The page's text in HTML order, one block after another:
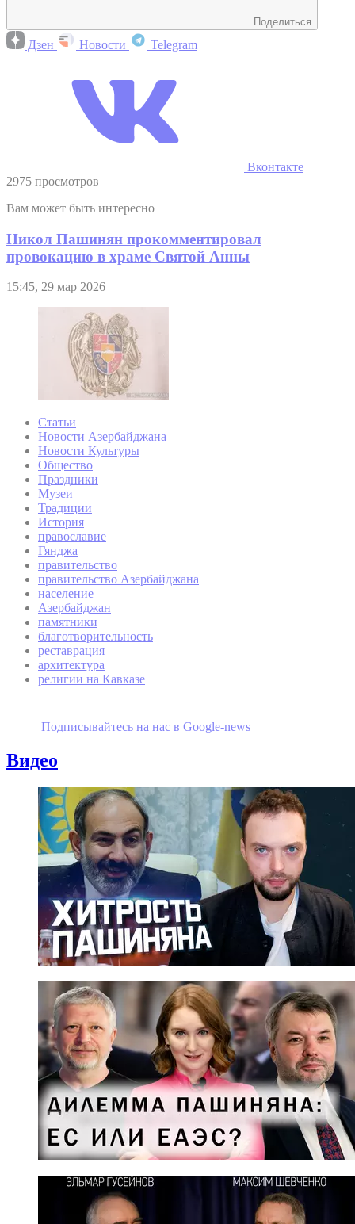
Поделиться
Дзен Новости Telegram
Вконтакте
2975 просмотров
Вам может быть интересно
Никол Пашинян прокомментировал
провокацию в храме Святой Анны
15:45, 29 мар 2026
Статьи
Новости Азербайджана
Новости Культуры
Общество
Праздники
Музеи
Традиции
История
православие
Гянджа
правительство
правительство Азербайджана
население
Азербайджан
памятники
благотворительность
реставрация
архитектура
религии на Кавказе
Подписывайтесь на наc в Google-news
Видео